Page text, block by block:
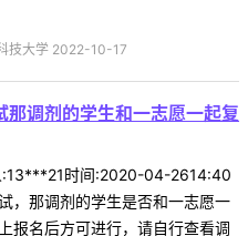
技大学 2022-10-17
调剂的学生和一志愿一起复
:13***21时间:2020-04-2614:40
，那调剂的学生是否和一志愿一
报名后方可进行，请自行查看调